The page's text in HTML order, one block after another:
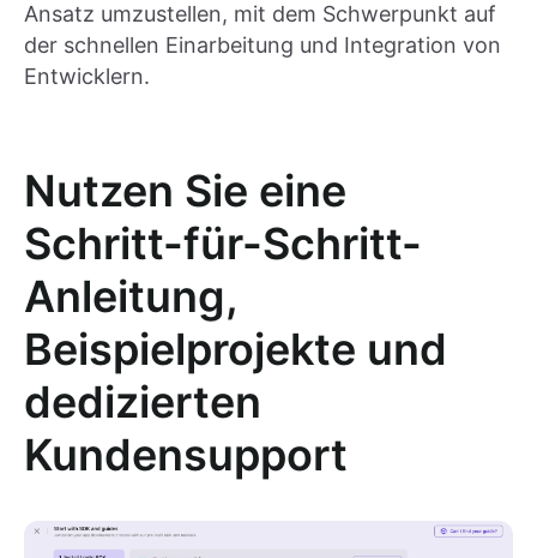
Ansatz umzustellen, mit dem Schwerpunkt auf
der schnellen Einarbeitung und Integration von
Entwicklern.
Nutzen Sie eine
Schritt-für-Schritt-
Anleitung,
Beispielprojekte und
dedizierten
Kundensupport